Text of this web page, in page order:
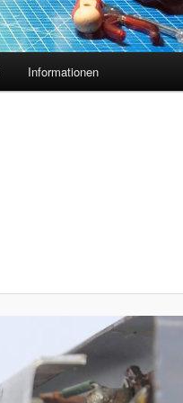
Informationen